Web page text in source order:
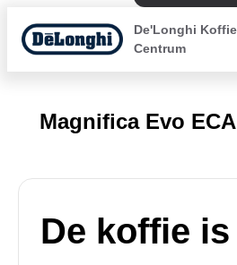
De'Longhi
Centrum
Magnifica Evo
De koffie